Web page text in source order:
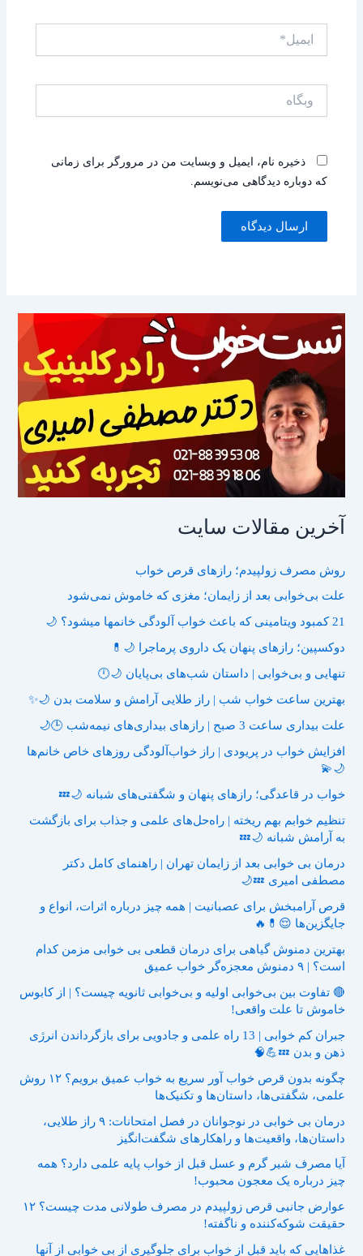
ذخیره نام، ایمیل و وبسایت من در مرورگر برای زمانی
که دوباره دیدگاهی می‌نویسم.
آخرین مقالات سایت
روش مصرف زولپیدم؛ رازهای قرص خواب
علت بی‌خوابی بعد از زایمان؛ مغزی که خاموش نمی‌شود
21 کمبود ویتامینی که باعث خواب آلودگی خانمها میشود؟ 🌙
دوکسپین؛ رازهای پنهان یک داروی پرماجرا 🌙💊
تنهایی و بی‌خوابی | داستان شب‌های بی‌پایان 🌙🕛
بهترین ساعت خواب شب | راز طلایی آرامش و سلامت بدن 🌙✨
علت بیداری ساعت 3 صبح | رازهای بیداری‌های نیمه‌شب 🕒🌙
افزایش خواب در پریودی | راز خواب‌آلودگی روزهای خاص خانم‌ها
🌙💫
خواب در قاعدگی؛ رازهای پنهان و شگفتی‌های شبانه 🌙💤
تنظیم خوابم بهم ریخته | راه‌حل‌های علمی و جذاب برای بازگشت
به آرامش شبانه 🌙💤
درمان بی خوابی بعد از زایمان تهران | راهنمای کامل دکتر
مصطفی امیری 💤🌙
قرص آرامبخش برای عصبانیت | همه چیز درباره اثرات، انواع و
جایگزین‌ها 😌💊🔥
بهترین دمنوش گیاهی برای درمان قطعی بی خوابی مزمن کدام
است؟ | ۹ دمنوش معجزه‌گر خواب عمیق
🔴 تفاوت بین بی‌خوابی اولیه و بی‌خوابی ثانویه چیست؟ | از کابوس
خاموش تا علت واقعی!
جبران کم خوابی | 13 راه علمی و جادویی برای بازگرداندن انرژی
ذهن و بدن 💤💪🧠
چگونه بدون قرص خواب آور سریع به خواب عمیق برویم؟ ۱۲ روش
علمی، شگفتی‌ها، داستان‌ها و تکنیک‌ها
درمان بی خوابی در نوجوانان در فصل امتحانات: ۹ راز طلایی،
داستان‌ها، واقعیت‌ها و راهکارهای شگفت‌انگیز
آیا مصرف شیر گرم و عسل قبل از خواب پایه علمی دارد؟ همه
چیز درباره یک معجون محبوب!
عوارض جانبی قرص زولپیدم در مصرف طولانی مدت چیست؟ ۱۲
حقیقت شوکه‌کننده و ناگفته!
غذاهایی که باید قبل از خواب برای جلوگیری از بی خوابی از آنها